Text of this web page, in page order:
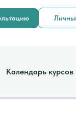
Календарь курсов